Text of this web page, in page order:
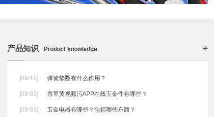
产品知识 Product knowledge +
[09-16] 弹簧垫圈有什么作用？
[09-02] 香草黄视频污APP在线五金件有哪些？
[09-02] 五金电器有哪些？包括哪些东西？